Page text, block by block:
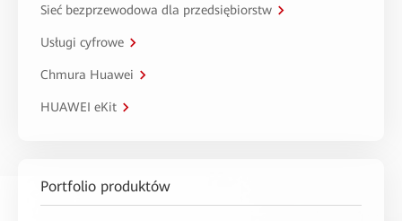
Sieć bezprzewodowa dla przedsiębiorstw
Usługi cyfrowe
Chmura Huawei
HUAWEI eKit
Portfolio produktów